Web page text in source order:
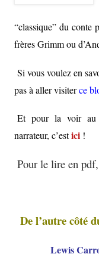
“classique” du conte
frères Grimm ou
Si vous voulez en
pas à aller visiterce
Et pour la voir au
narrateur, c’estici !
Pour le lire en pdf,
De l’autre côté
Lewis